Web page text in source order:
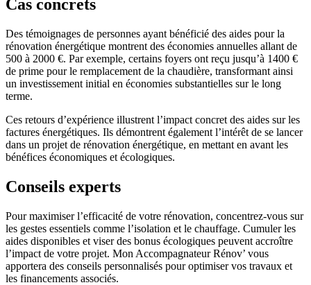
Cas concrets
Des témoignages de personnes ayant bénéficié des aides pour la
rénovation énergétique montrent des économies annuelles allant de
500 à 2000 €. Par exemple, certains foyers ont reçu jusqu’à 1400 €
de prime pour le remplacement de la chaudière, transformant ainsi
un investissement initial en économies substantielles sur le long
terme.
Ces retours d’expérience illustrent l’impact concret des aides sur les
factures énergétiques. Ils démontrent également l’intérêt de se lancer
dans un projet de rénovation énergétique, en mettant en avant les
bénéfices économiques et écologiques.
Conseils experts
Pour maximiser l’efficacité de votre rénovation, concentrez-vous sur
les gestes essentiels comme l’isolation et le chauffage. Cumuler les
aides disponibles et viser des bonus écologiques peuvent accroître
l’impact de votre projet. Mon Accompagnateur Rénov’ vous
apportera des conseils personnalisés pour optimiser vos travaux et
les financements associés.